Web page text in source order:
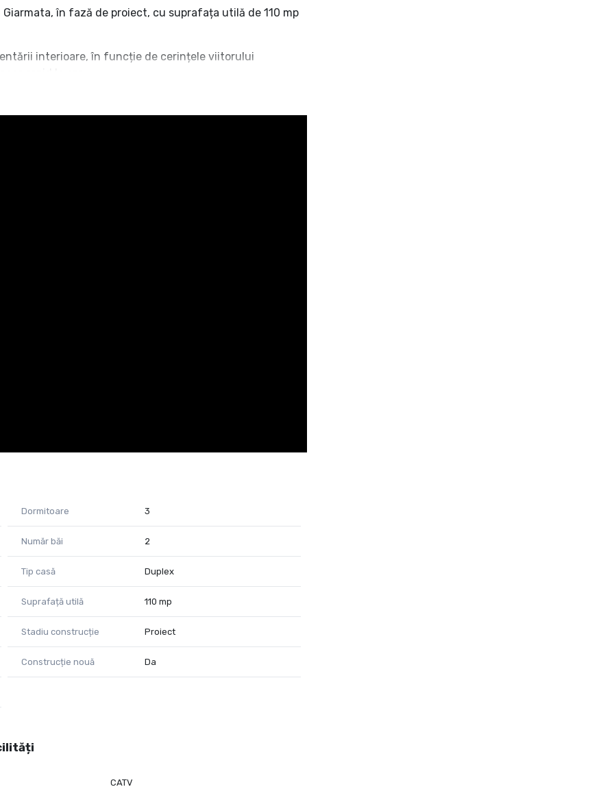
în fază de proiect, cu suprafața utilă de 110 mp
interioare, în funcție de cerințele viitorului
Dormitoare 3
Număr băi 2
Tip casă Duplex
Suprafață utilă 110 mp
Stadiu construcție Proiect
Construcție nouă Da
CATV